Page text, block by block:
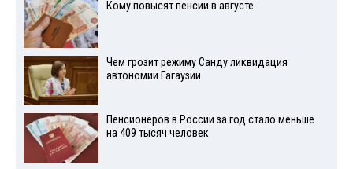
Кому повысят пенсии в августе
Чем грозит режиму Санду ликвидация
автономии Гагаузии
Пенсионеров в России за год стало меньше
на 409 тысяч человек